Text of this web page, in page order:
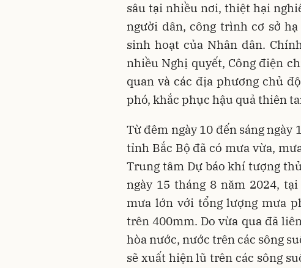
sâu tại nhiều nơi, thiệt hại
người dân, công trình cơ sở
sinh hoạt của Nhân dân.
nhiều Nghị quyết, Công điện
quan và các địa phương chủ
phó, khắc phục hậu quả thiên
Từ đêm ngày 10 đến sáng ngày
tỉnh Bắc Bộ đã có mưa vừa,
Trung tâm Dự báo khí tượng
ngày 15 tháng 8 năm 2024,
mưa lớn với tổng lượng mưa
trên 400mm. Do vừa qua đã
hòa nước, nước trên các sông
sẽ xuất hiện lũ trên các sông